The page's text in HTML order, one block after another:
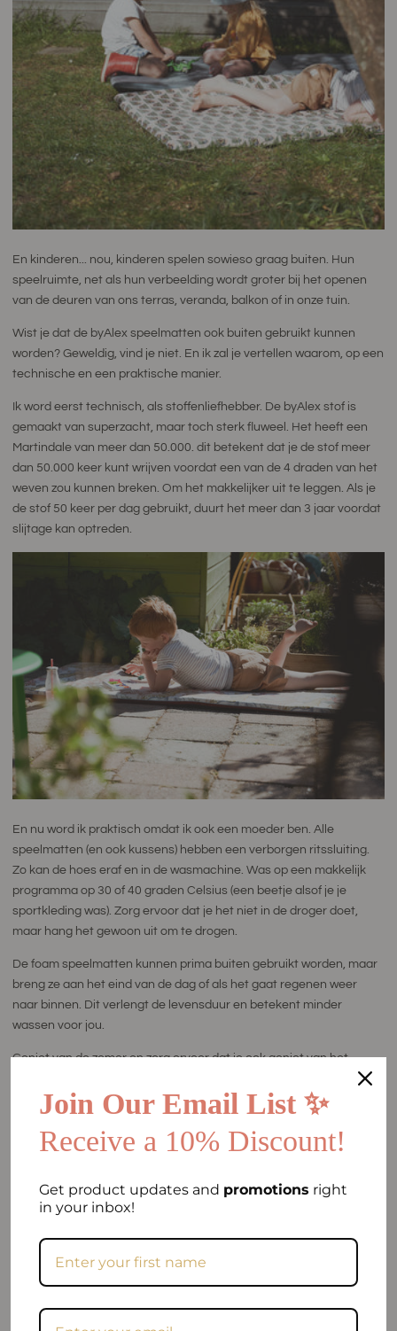
En kinderen... nou, kinderen spelen sowieso graag buiten. Hun
speelruimte, net als hun verbeelding wordt groter bij het openen
van de deuren van ons terras, veranda, balkon of in onze tuin.
Wist je dat de byAlex speelmatten ook buiten gebruikt kunnen
worden? Geweldig, vind je niet. En ik zal je vertellen waarom, op een
technische en een praktische manier.
Ik word eerst technisch, als stoffenliefhebber. De byAlex stof is
gemaakt van superzacht, maar toch sterk fluweel. Het heeft een
Martindale van meer dan 50.000. dit betekent dat je de stof meer
dan 50.000 keer kunt wrijven voordat een van de 4 draden van het
weven zou kunnen breken. Om het makkelijker uit te leggen. Als je
de stof 50 keer per dag gebruikt, duurt het meer dan 3 jaar voordat
slijtage kan optreden.
En nu word ik praktisch omdat ik ook een moeder ben. Alle
speelmatten (en ook kussens) hebben een verborgen ritssluiting.
Zo kan de hoes eraf en in de wasmachine. Was op een makkelijk
programma op 30 of 40 graden Celsius (een beetje alsof je je
sportkleding was). Zorg ervoor dat je het niet in de droger doet,
maar hang het gewoon uit om te drogen.
De foam speelmatten kunnen prima buiten gebruikt worden, maar
breng ze aan het eind van de dag of als het gaat regenen weer
naar binnen. Dit verlengt de levensduur en betekent minder
wassen voor jou.
Geniet van de zomer en zorg ervoor dat je ook geniet van het
Join Our Email List ✨
Receive a 10% Discount!
Get product updates and promotions right
in your inbox!